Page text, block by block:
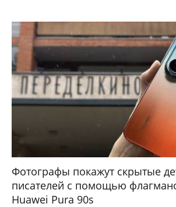
Фотографы покажут скрытые
писателей с помощью
Huawei Pura 90s